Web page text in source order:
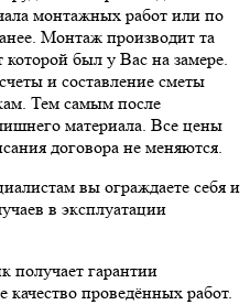
монтажных работ или по
Монтаж производит та
был у Вас на замере.
и составление сметы
Тем самым после
материала. Все цены
договора не меняются.
вы ограждаете себя и
в эксплуатации
получает гарантии
проведённых работ.